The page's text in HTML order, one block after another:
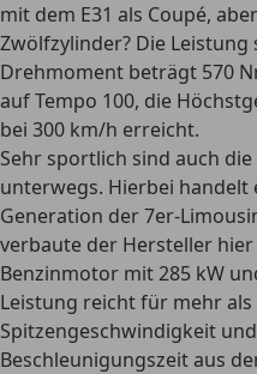
mit dem E31 als Coupé,
Zwölfzylinder? Die
Drehmoment beträgt 570
auf Tempo 100, die
bei 300 km/h erreicht.
Sehr sportlich sind auch
unterwegs. Hierbei handelt
Generation der 7er-
verbaute der Hersteller
Benzinmotor mit 285 kW
Leistung reicht für mehr als
Spitzengeschwindigkeit
Beschleunigungszeit aus